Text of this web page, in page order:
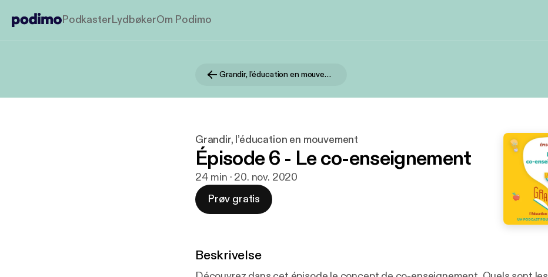
PodkasterLydbøkerOm Podimo
Grandir, l’éducation en mouvement
Grandir, l’éducation en mouvement
Épisode 6 - Le co-enseignement
24 min · 20. nov. 2020
Prøv gratis
Beskrivelse